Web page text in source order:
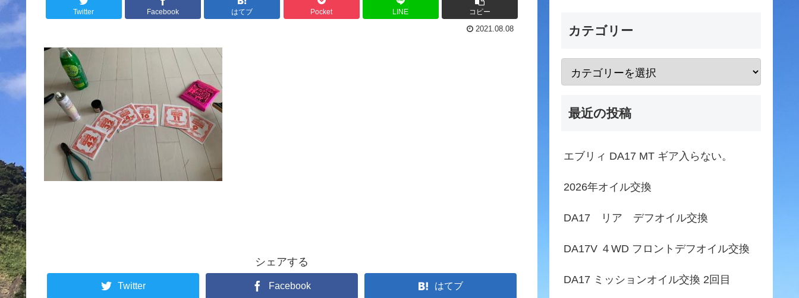
Twitter Facebook はてブ Pocket LINE コピー
2021.08.08
シェアする
Twitter Facebook はてブ
カテゴリー
最近の投稿
エブリィ DA17 MT ギア入らない。
2026年オイル交換
DA17 リア デフオイル交換
DA17V ４WD フロントデフオイル交換
DA17 ミッションオイル交換 2回目